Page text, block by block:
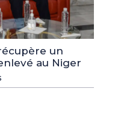
un
au Niger